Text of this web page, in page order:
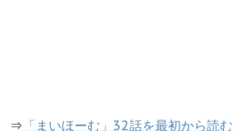
⇒ 「まいほーむ」32話を最初から読む